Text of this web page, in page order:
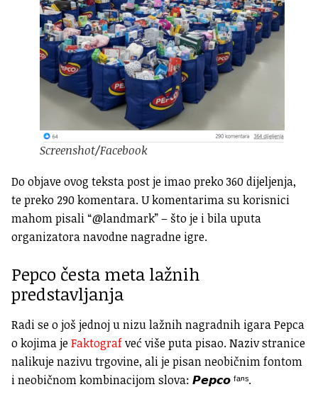
Screenshot/Facebook
Do objave ovog teksta post je imao preko 360 dijeljenja,
te preko 290 komentara. U komentarima su korisnici
mahom pisali “@landmark” – što je i bila uputa
organizatora navodne nagradne igre.
Pepco česta meta lažnih
predstavljanja
Radi se o još jednoj u nizu lažnih nagradnih igara Pepca
o kojima jeFaktografveć više puta pisao. Naziv stranice
nalikuje nazivu trgovine, ali je pisan neobičnim fontom
i neobičnom kombinacijom slova: 𝙋𝙚𝙥𝙘𝙤 ᶠᵃⁿˢ.